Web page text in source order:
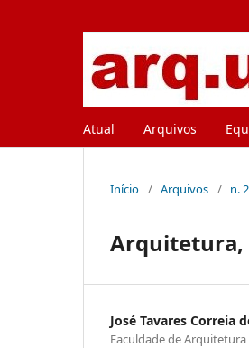
Atual Arquivos
Início / Arquivos / n.
Arquitetura,
José Tavares Correia
Faculdade de